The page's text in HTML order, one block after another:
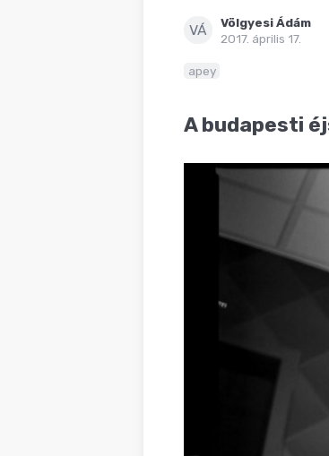
VÁ
Völgyesi Ádám
2017. április 17.
apey
A budapesti